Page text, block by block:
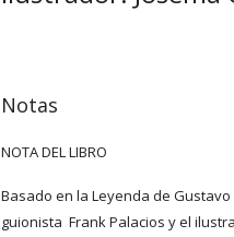
Notas
NOTA DEL LIBRO
Basado en la Leyenda de
guionista  Frank Palacios y el